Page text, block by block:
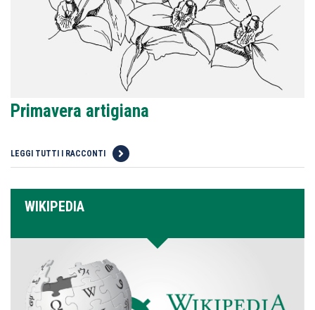
Primavera artigiana
LEGGI TUTTI I RACCONTI
WIKIPEDIA